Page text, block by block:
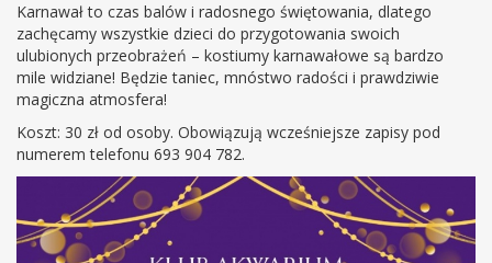
Karnawał to czas balów i radosnego świętowania, dlatego
zachęcamy wszystkie dzieci do przygotowania swoich
ulubionych przeobrażeń – kostiumy karnawałowe są bardzo
mile widziane! Będzie taniec, mnóstwo radości i prawdziwie
magiczna atmosfera!
Koszt: 30 zł od osoby. Obowiązują wcześniejsze zapisy pod
numerem telefonu 693 904 782.